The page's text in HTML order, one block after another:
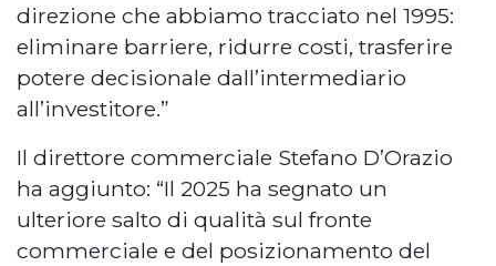
direzione che abbiamo tracciato nel 1995:
eliminare barriere, ridurre costi, trasferire
potere decisionale dall’intermediario
all’investitore.”
Il direttore commerciale Stefano D’Orazio
ha aggiunto: “Il 2025 ha segnato un
ulteriore salto di qualità sul fronte
commerciale e del posizionamento del